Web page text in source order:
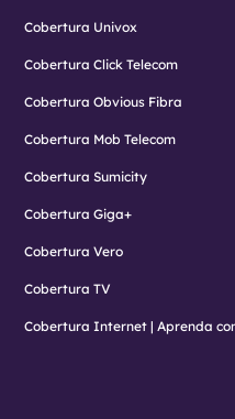
Cobertura Univox
Cobertura Click Telecom
Cobertura Obvious Fibra
Cobertura Mob Telecom
Cobertura Sumicity
Cobertura Giga+
Cobertura Vero
Cobertura TV
Cobertura Internet | Aprenda